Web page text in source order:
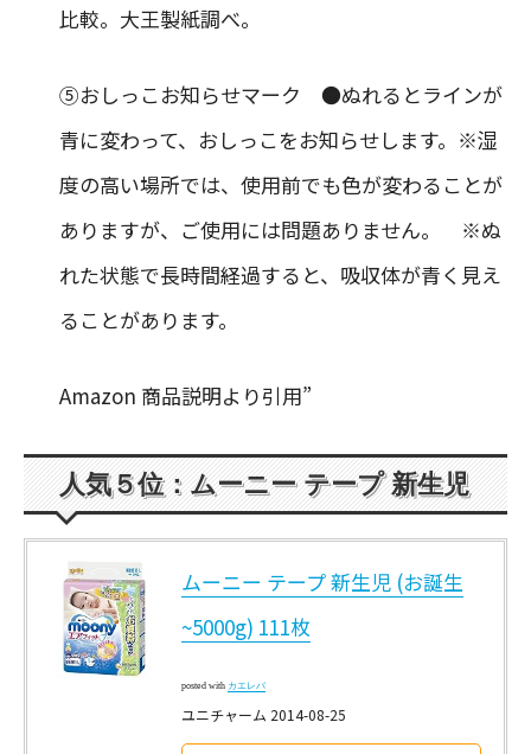
比較。大王製紙調べ。
⑤おしっこお知らせマーク ●ぬれるとラインが
青に変わって、おしっこをお知らせします。※湿
度の高い場所では、使用前でも色が変わることが
ありますが、ご使用には問題ありません。 ※ぬ
れた状態で長時間経過すると、吸収体が青く見え
ることがあります。
Amazon 商品説明より引用”
人気５位：ムーニー テープ 新生児
ムーニー テープ 新生児 (お誕生
~5000g) 111枚
posted with カエレバ
ユニチャーム 2014-08-25